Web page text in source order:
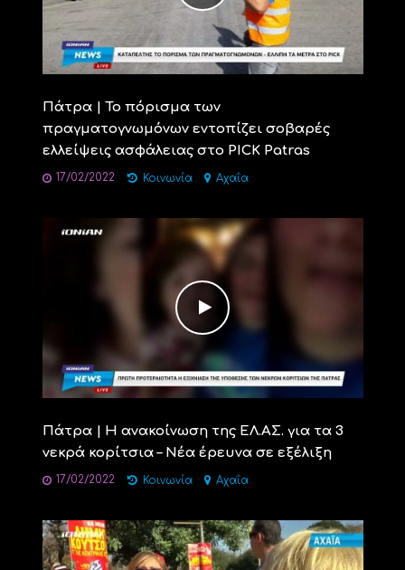
Πάτρα | Το πόρισμα των
πραγματογνωμόνων εντοπίζει σοβαρές
ελλείψεις ασφάλειας στο PICK Patras
17/02/2022 Κοινωνία Αχαΐα
Πάτρα | Η ανακοίνωση της ΕΛ.ΑΣ. για τα 3
νεκρά κορίτσια – Νέα έρευνα σε εξέλιξη
17/02/2022 Κοινωνία Αχαΐα